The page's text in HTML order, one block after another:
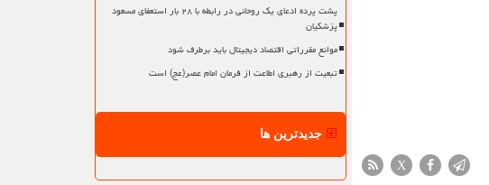
X
پشت پرده ادعای یک روحانی در رابطه با ۲۸ بار استعفای مسعود
پزشکیان
موانع مقرراتی اقتصاد دیجیتال باید برطرف شود
تبعیت از رهبری اطاعت از فرمان امام عصر(عج) است
جدیدترین ها